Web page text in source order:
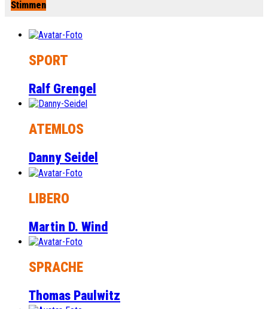
Stimmen
SPORT
Ralf Grengel
ATEMLOS
Danny Seidel
LIBERO
Martin D. Wind
SPRACHE
Thomas Paulwitz